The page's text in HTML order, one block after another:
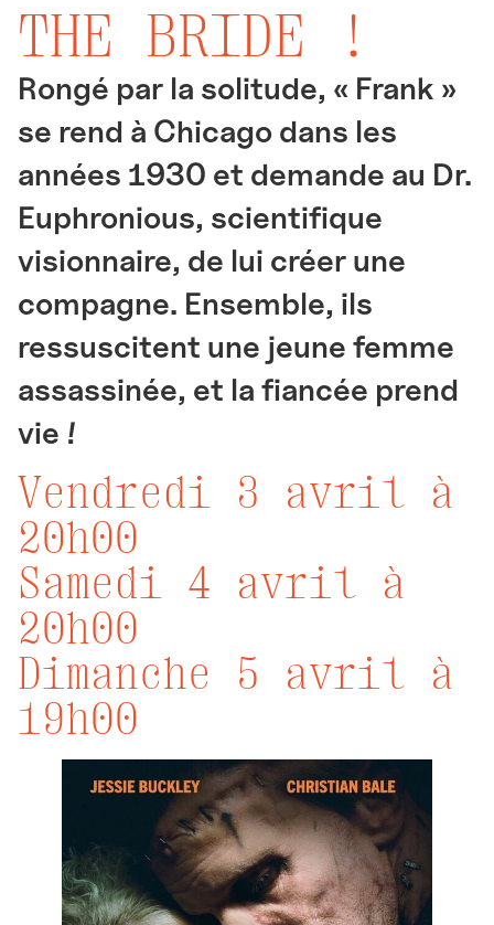
THE BRIDE !
Rongé par la solitude, « Frank »
se rend à Chicago dans les
années 1930 et demande au Dr.
Euphronious, scientifique
visionnaire, de lui créer une
compagne. Ensemble, ils
ressuscitent une jeune femme
assassinée, et la fiancée prend
vie !
Vendredi 3 avril à
20h00
Samedi 4 avril à
20h00
Dimanche 5 avril à
19h00